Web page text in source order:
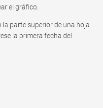
el gráfico.
la parte superior de una hoja
la primera fecha del